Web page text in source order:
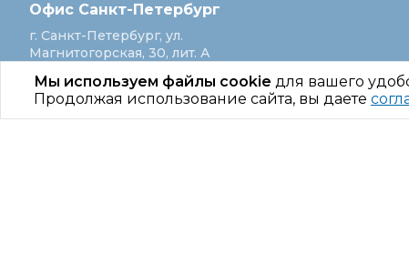
Мы используем файлы cookie для вашего
Продолжая использование сайта, вы даете
Офис Санкт‑Петербург
г. Санкт‑Петербург, ул.
Магнитогорская, 30, лит. А